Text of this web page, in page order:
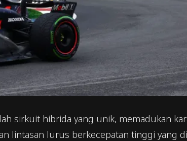
sirkuit hibrida yang unik, memadukan
lintasan lurus berkecepatan tinggi yang